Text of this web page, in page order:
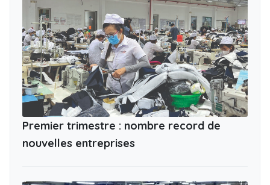
Premier trimestre : nombre record de
nouvelles entreprises